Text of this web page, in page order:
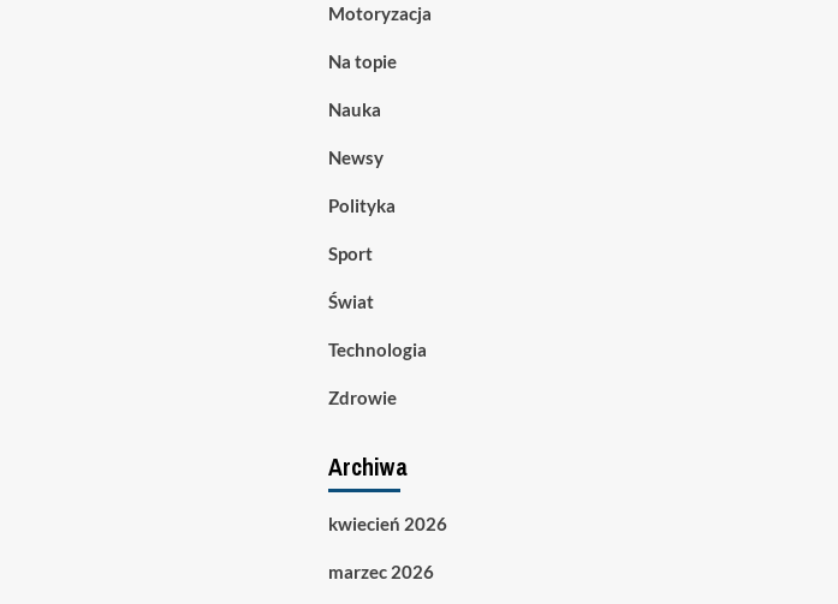
Motoryzacja
Na topie
Nauka
Newsy
Polityka
Sport
Świat
Technologia
Zdrowie
Archiwa
kwiecień 2026
marzec 2026